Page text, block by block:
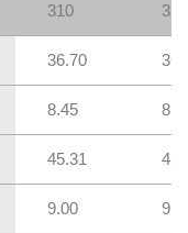
310 315
36.70
8.45
45.31
9.00